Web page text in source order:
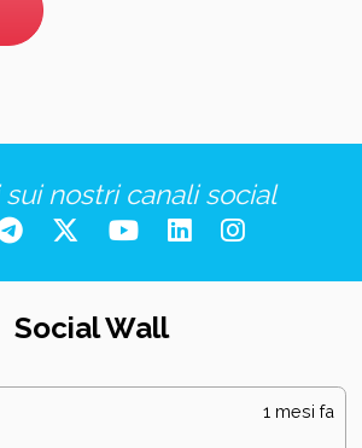
nostri canali social
Social Wall
1 mesi fa